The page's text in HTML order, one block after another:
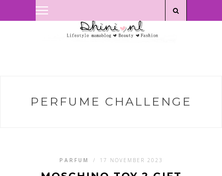
PERFUME CHALLENGE
PARFUM / 17 NOVEMBER 2023